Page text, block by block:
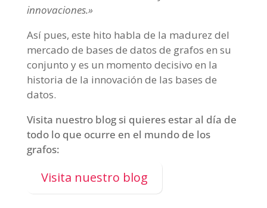
innovaciones.»
Así pues, este hito habla de la madurez del
mercado de bases de datos de grafos en su
conjunto y es un momento decisivo en la
historia de la innovación de las bases de
datos.
Visita nuestro blog si quieres estar al día de
todo lo que ocurre en el mundo de los
grafos:
Visita nuestro blog